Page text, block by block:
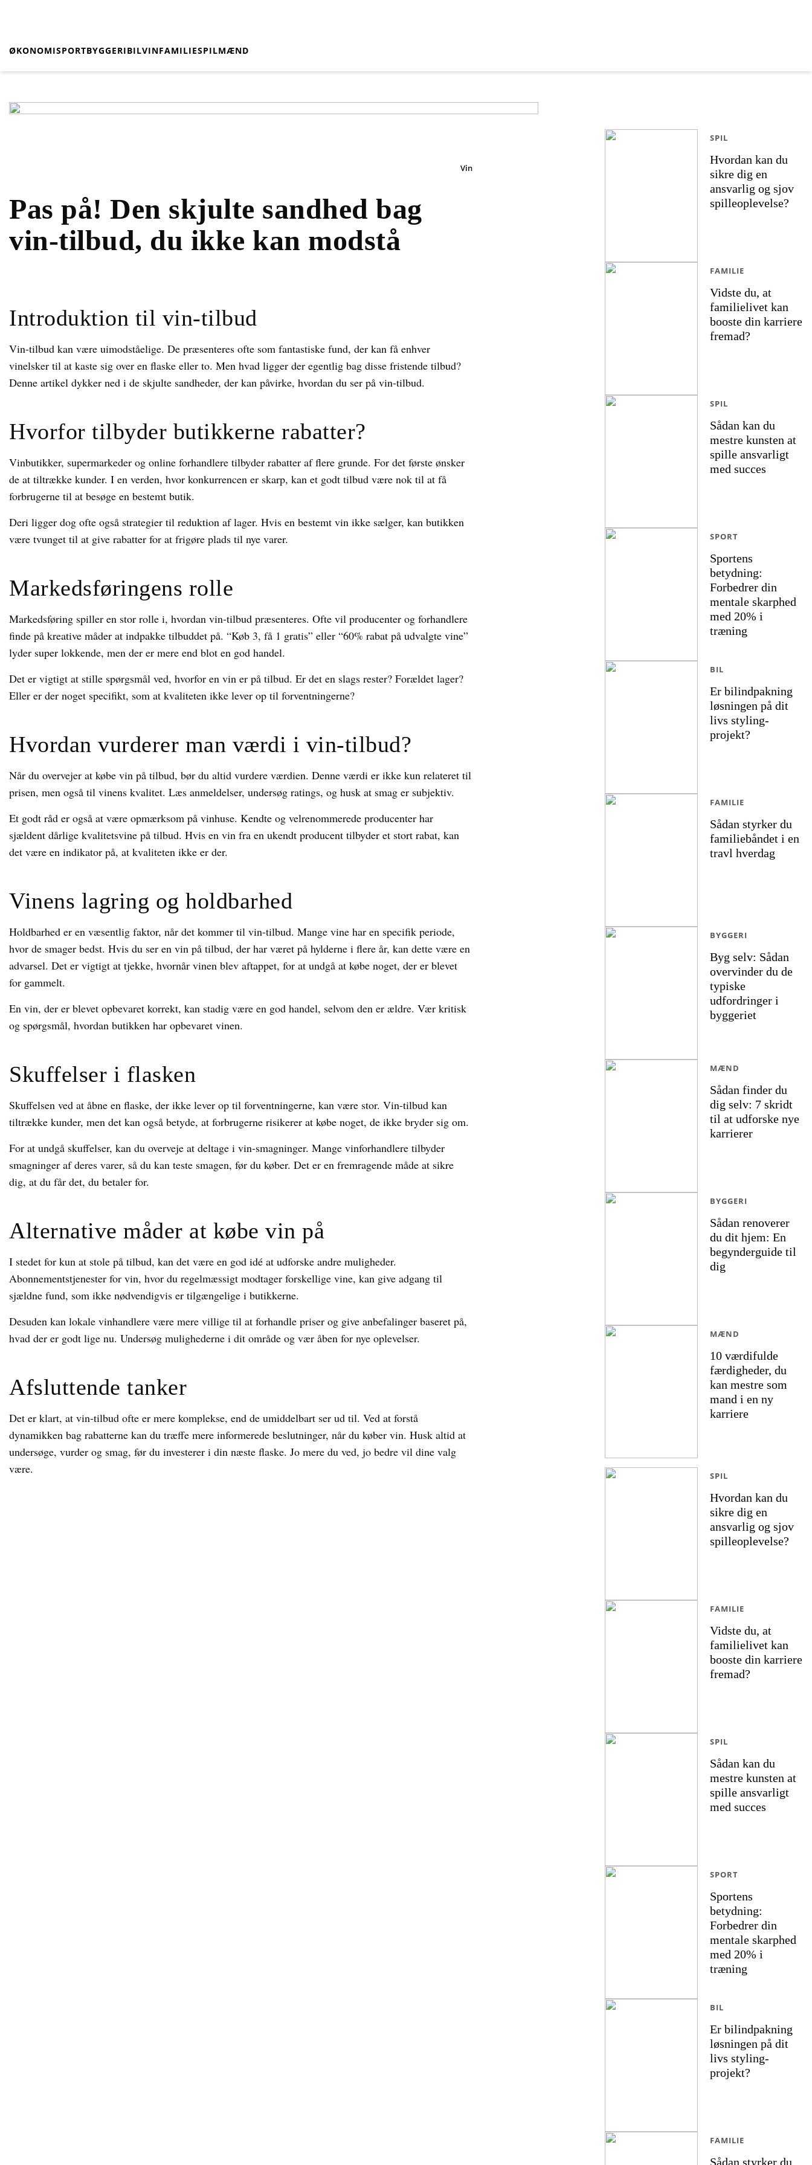
ØKONOMISPORTBYGGERIBILVINFAMILIESPILMÆND
Pas på! Den skjulte sandhed bag
vin-tilbud, du ikke kan modstå
Vin
Introduktion til vin-tilbud
Vin-tilbud kan være uimodståelige. De præsenteres ofte som fantastiske fund, der kan få enhver
vinelsker til at kaste sig over en flaske eller to. Men hvad ligger der egentlig bag disse fristende tilbud?
Denne artikel dykker ned i de skjulte sandheder, der kan påvirke, hvordan du ser på vin-tilbud.
Hvorfor tilbyder butikkerne rabatter?
Vinbutikker, supermarkeder og online forhandlere tilbyder rabatter af flere grunde. For det første ønsker
de at tiltrække kunder. I en verden, hvor konkurrencen er skarp, kan et godt tilbud være nok til at få
forbrugerne til at besøge en bestemt butik.
Deri ligger dog ofte også strategier til reduktion af lager. Hvis en bestemt vin ikke sælger, kan butikken
være tvunget til at give rabatter for at frigøre plads til nye varer.
Markedsføringens rolle
Markedsføring spiller en stor rolle i, hvordan vin-tilbud præsenteres. Ofte vil producenter og forhandlere
finde på kreative måder at indpakke tilbuddet på. “Køb 3, få 1 gratis” eller “60% rabat på udvalgte vine”
lyder super lokkende, men der er mere end blot en god handel.
Det er vigtigt at stille spørgsmål ved, hvorfor en vin er på tilbud. Er det en slags rester? Forældet lager?
Eller er der noget specifikt, som at kvaliteten ikke lever op til forventningerne?
Hvordan vurderer man værdi i vin-tilbud?
Når du overvejer at købe vin på tilbud, bør du altid vurdere værdien. Denne værdi er ikke kun relateret til
prisen, men også til vinens kvalitet. Læs anmeldelser, undersøg ratings, og husk at smag er subjektiv.
Et godt råd er også at være opmærksom på vinhuse. Kendte og velrenommerede producenter har
sjældent dårlige kvalitetsvine på tilbud. Hvis en vin fra en ukendt producent tilbyder et stort rabat, kan
det være en indikator på, at kvaliteten ikke er der.
Vinens lagring og holdbarhed
Holdbarhed er en væsentlig faktor, når det kommer til vin-tilbud. Mange vine har en specifik periode,
hvor de smager bedst. Hvis du ser en vin på tilbud, der har været på hylderne i flere år, kan dette være en
advarsel. Det er vigtigt at tjekke, hvornår vinen blev aftappet, for at undgå at købe noget, der er blevet
for gammelt.
En vin, der er blevet opbevaret korrekt, kan stadig være en god handel, selvom den er ældre. Vær kritisk
og spørgsmål, hvordan butikken har opbevaret vinen.
Skuffelser i flasken
Skuffelsen ved at åbne en flaske, der ikke lever op til forventningerne, kan være stor. Vin-tilbud kan
tiltrække kunder, men det kan også betyde, at forbrugerne risikerer at købe noget, de ikke bryder sig om.
For at undgå skuffelser, kan du overveje at deltage i vin-smagninger. Mange vinforhandlere tilbyder
smagninger af deres varer, så du kan teste smagen, før du køber. Det er en fremragende måde at sikre
dig, at du får det, du betaler for.
Alternative måder at købe vin på
I stedet for kun at stole på tilbud, kan det være en god idé at udforske andre muligheder.
Abonnementstjenester for vin, hvor du regelmæssigt modtager forskellige vine, kan give adgang til
sjældne fund, som ikke nødvendigvis er tilgængelige i butikkerne.
Desuden kan lokale vinhandlere være mere villige til at forhandle priser og give anbefalinger baseret på,
hvad der er godt lige nu. Undersøg mulighederne i dit område og vær åben for nye oplevelser.
Afsluttende tanker
Det er klart, at vin-tilbud ofte er mere komplekse, end de umiddelbart ser ud til. Ved at forstå
dynamikken bag rabatterne kan du træffe mere informerede beslutninger, når du køber vin. Husk altid at
undersøge, vurder og smag, før du investerer i din næste flaske. Jo mere du ved, jo bedre vil dine valg
være.
Hvordan kan du
sikre dig en
ansvarlig og sjov
spilleoplevelse?
SPIL
Vidste du, at
familielivet kan
booste din karriere
fremad?
FAMILIE
Sådan kan du
mestre kunsten at
spille ansvarligt
med succes
SPIL
Sportens
betydning:
Forbedrer din
mentale skarphed
med 20% i
træning
SPORT
Er bilindpakning
løsningen på dit
livs styling-
projekt?
BIL
Sådan styrker du
familiebåndet i en
travl hverdag
FAMILIE
Byg selv: Sådan
overvinder du de
typiske
udfordringer i
byggeriet
BYGGERI
Sådan finder du
dig selv: 7 skridt
til at udforske nye
karrierer
MÆND
Sådan renoverer
du dit hjem: En
begynderguide til
dig
BYGGERI
10 værdifulde
færdigheder, du
kan mestre som
mand i en ny
karriere
MÆND
Hvordan kan du
sikre dig en
ansvarlig og sjov
spilleoplevelse?
SPIL
Vidste du, at
familielivet kan
booste din karriere
fremad?
FAMILIE
Sådan kan du
mestre kunsten at
spille ansvarligt
med succes
SPIL
Sportens
betydning:
Forbedrer din
mentale skarphed
med 20% i
træning
SPORT
Er bilindpakning
løsningen på dit
livs styling-
projekt?
BIL
Sådan styrker du
FAMILIE